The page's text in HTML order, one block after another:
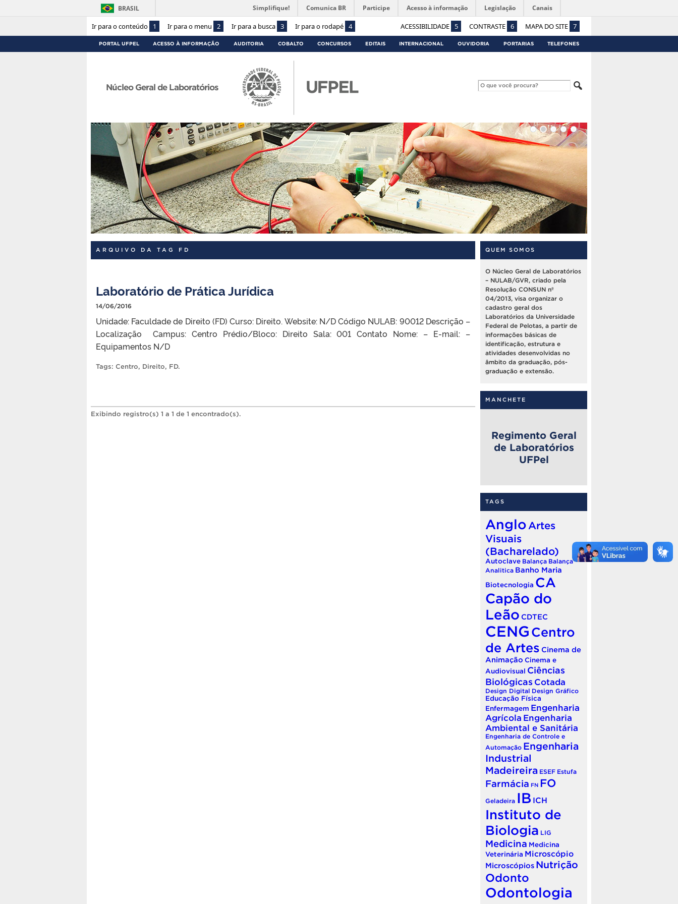
Ir para o conteúdo 1 Ir para o menu 2 Ir para a busca 3 Ir para o rodapé 4 ACESSIBILIDADE 5 CONTRASTE 6 MAPA DO SITE 7
BRASIL Simplifique! Comunica BR Participe Acesso à informação Legislação Canais
PORTAL UFPEL ACESSO À INFORMAÇÃO AUDITORIA COBALTO CONCURSOS EDITAIS INTERNACIONAL OUVIDORIA PORTARIAS TELEFONES
Núcleo Geral de Laboratórios
ARQUIVO DA TAG FD
Laboratório de Prática Jurídica
14/06/2016
Unidade: Faculdade de Direito (FD) Curso: Direito. Website: N/D Código NULAB: 90012 Descrição –
Localização Campus: Centro Prédio/Bloco: Direito Sala: 001 Contato Nome: – E-mail: –
Equipamentos N/D
Tags: Centro, Direito, FD.
Exibindo registro(s) 1 a 1 de 1 encontrado(s).
QUEM SOMOS
O Núcleo Geral de Laboratórios
– NULAB/GVR, criado pela
Resolução CONSUN nº
04/2013, visa organizar o
cadastro geral dos
Laboratórios da Universidade
Federal de Pelotas, a partir de
informações básicas de
identificação, estrutura e
atividades desenvolvidas no
âmbito da graduação, pós-
graduação e extensão.
MANCHETE
Regimento Geral
de Laboratórios
UFPel
TAGS
Anglo Artes
Visuais
(Bacharelado)
Autoclave Balança Balança
Analitica Banho Maria
Biotecnologia CA
Capão do
Leão CDTEC
CENG Centro
de Artes Cinema de
Animação Cinema e
Audiovisual Ciências
Biológicas Cotada
Design Digital Design Gráfico
Educação Física
Enfermagem Engenharia
Agrícola Engenharia
Ambiental e Sanitária
Engenharia de Controle e
Automação Engenharia
Industrial
Madeireira ESEF Estufa
Farmácia FN FO
Geladeira IB ICH
Instituto de
Biologia LIG
Medicina Medicina
Veterinária Microscópio
Microscópios Nutrição
Odonto
Odontologia